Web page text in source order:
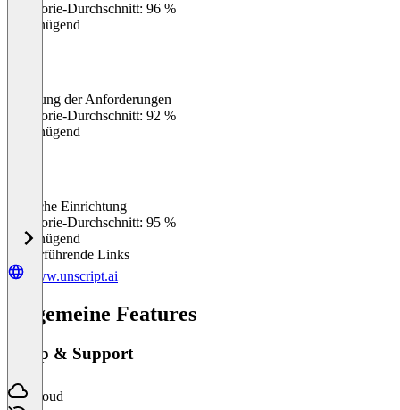
Kategorie-Durchschnitt: 96 %
Ungenügend
Erfüllung der Anforderungen
Kategorie-Durchschnitt: 92 %
Ungenügend
Einfache Einrichtung
Kategorie-Durchschnitt: 95 %
Ungenügend
Weiterführende Links
www.unscript.ai
Allgemeine Features
Setup & Support
Cloud